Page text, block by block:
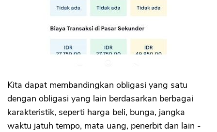
Kita dapat membandingkan obligasi yang satu
dengan obligasi yang lain berdasarkan berbagai
karakteristik, seperti harga beli, bunga, jangka
waktu jatuh tempo, mata uang, penerbit dan lain -